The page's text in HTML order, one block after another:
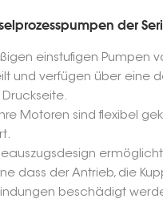
der
einstufigen Pumpen
und verfügen über eine
Motoren sind flexibel
dass der Antrieb, die
beschädigt